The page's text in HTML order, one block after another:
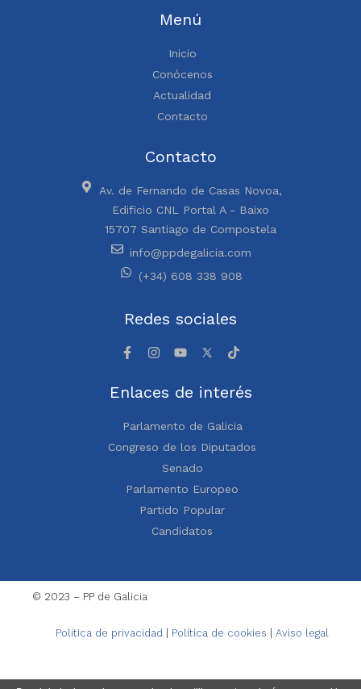
Menú
Inicio
Conócenos
Actualidad
Contacto
Contacto
Av. de Fernando de Casas Novoa,
Edificio CNL Portal A - Baixo
15707 Santiago de Compostela
info@ppdegalicia.com
(+34) 608 338 908
Redes sociales
Enlaces de interés
Parlamento de Galicia
Congreso de los Diputados
Senado
Parlamento Europeo
Partido Popular
Candidatos
© 2023 – PP de Galicia
Política de privacidad Política de cookies Aviso legal